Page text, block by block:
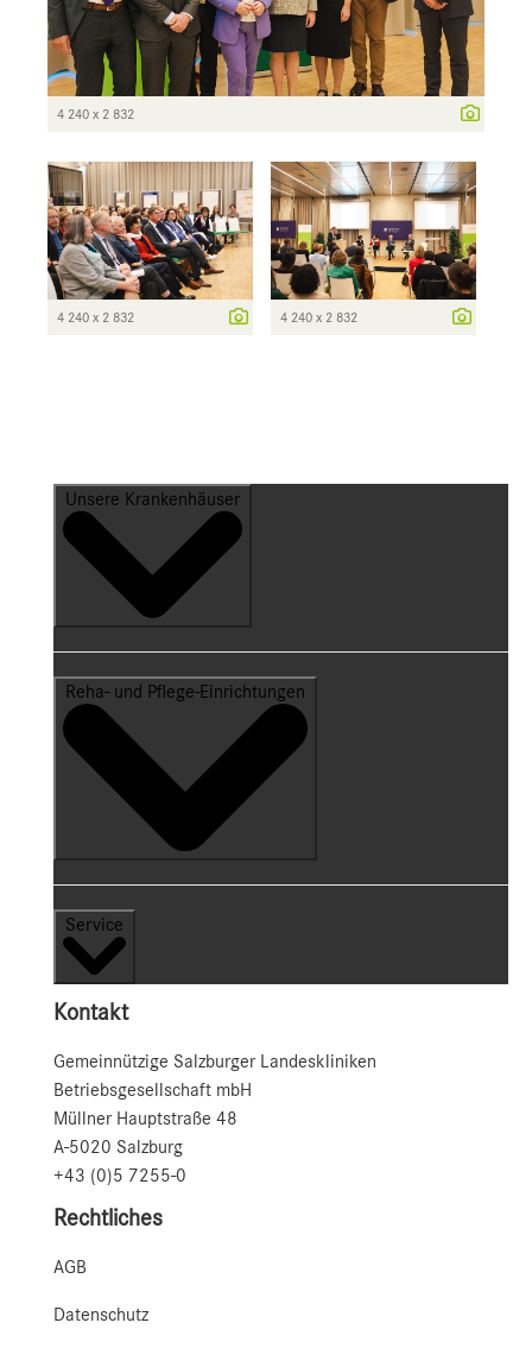
4 240 x 2 832
4 240 x 2 832 4 240 x 2 832
Unsere Krankenhäuser
Reha- und Pflege-Einrichtungen
Service
Kontakt
Gemeinnützige Salzburger Landeskliniken
Betriebsgesellschaft mbH
Müllner Hauptstraße 48
A-5020 Salzburg
+43 (0)5 7255-0
Rechtliches
AGB
Datenschutz